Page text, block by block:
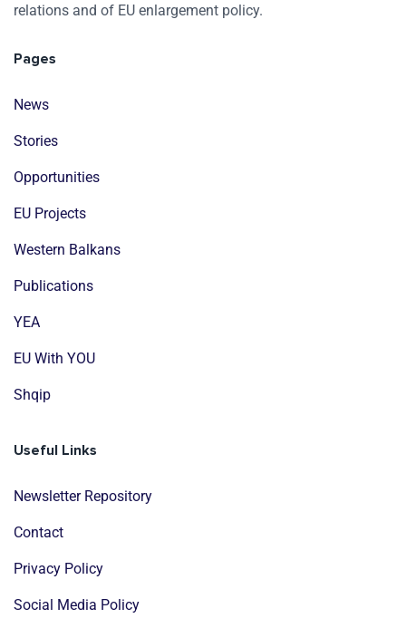
relations and of EU enlargement policy.
Pages
News
Stories
Opportunities
EU Projects
Western Balkans
Publications
YEA
EU With YOU
Shqip
Useful Links
Newsletter Repository
Contact
Privacy Policy
Social Media Policy